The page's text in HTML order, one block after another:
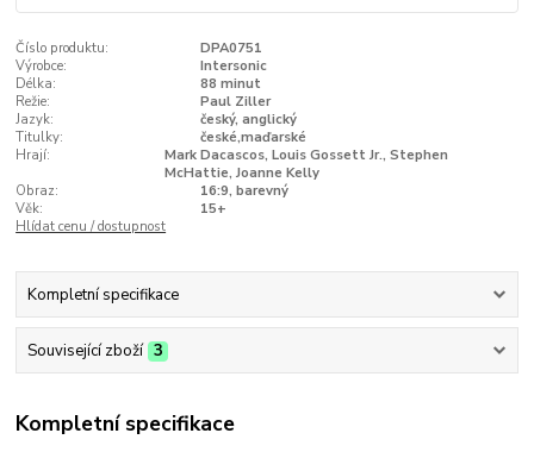
Číslo produktu:
DPA0751
Výrobce:
Intersonic
Délka:
88 minut
Režie:
Paul Ziller
Jazyk:
český, anglický
Titulky:
české,maďarské
Hrají:
Mark Dacascos, Louis Gossett Jr., Stephen
McHattie, Joanne Kelly
Obraz:
16:9, barevný
Věk:
15+
Hlídat cenu / dostupnost
Kompletní specifikace
Související zboží 3
Kompletní specifikace